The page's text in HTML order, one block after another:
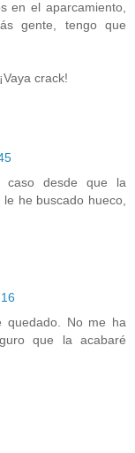
en el aparcamiento,
gente, tengo que
crack!
caso desde que la
he buscado hueco,
No me ha
que la acabaré